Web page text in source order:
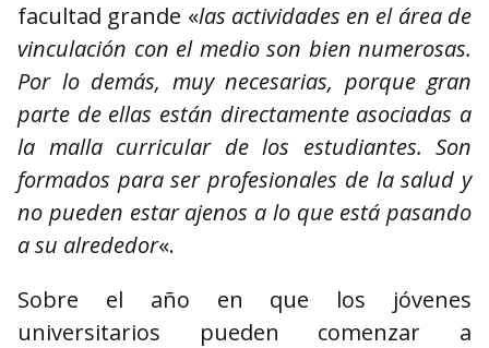
facultad grande «las actividades en el área de
vinculación con el medio son bien numerosas.
Por lo demás, muy necesarias, porque gran
parte de ellas están directamente asociadas a
la malla curricular de los estudiantes. Son
formados para ser profesionales de la salud y
no pueden estar ajenos a lo que está pasando
a su alrededor«.
Sobre el año en que los jóvenes
universitarios pueden comenzar a